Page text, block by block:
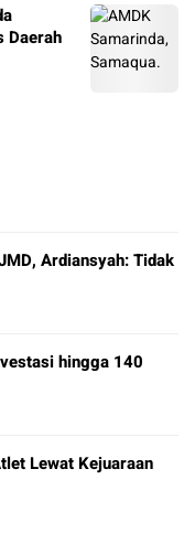
Daerah
Ardiansyah: Tidak
hingga 140
Lewat Kejuaraan